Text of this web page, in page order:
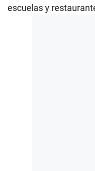
escuelas y